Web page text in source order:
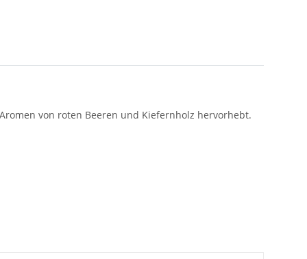
von roten Beeren und Kiefernholz hervorhebt.